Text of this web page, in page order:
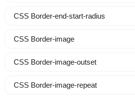
CSS Border-end-start-radius
CSS Border-image
CSS Border-image-outset
CSS Border-image-repeat